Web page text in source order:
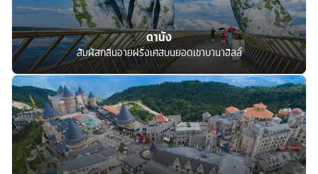
ดานัง
สัมผัสกลิ่นอายฝรั่งเศสบนยอดเขาบานาฮิลล์